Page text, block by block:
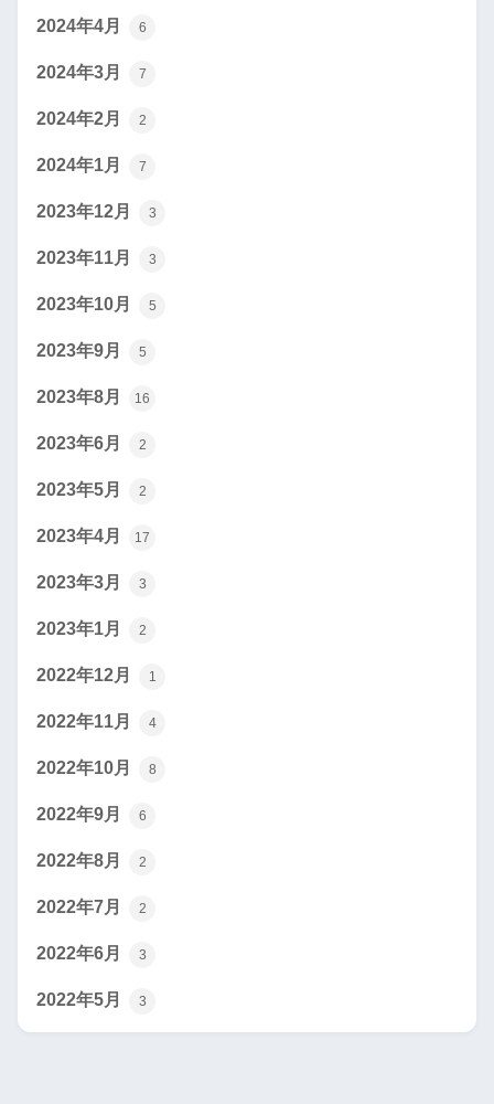
2024年4月 6
2024年3月 7
2024年2月 2
2024年1月 7
2023年12月 3
2023年11月 3
2023年10月 5
2023年9月 5
2023年8月 16
2023年6月 2
2023年5月 2
2023年4月 17
2023年3月 3
2023年1月 2
2022年12月 1
2022年11月 4
2022年10月 8
2022年9月 6
2022年8月 2
2022年7月 2
2022年6月 3
2022年5月 3